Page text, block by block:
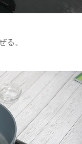
る。